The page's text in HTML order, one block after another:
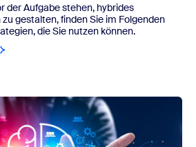
der Aufgabe stehen, hybrides
gestalten, finden Sie im Folgenden
die Sie nutzen können.